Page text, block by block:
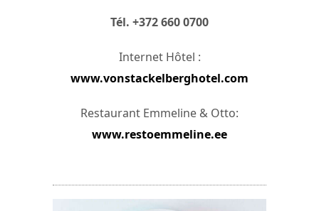
Tél. +372 660 0700
Internet Hôtel :
www.vonstackelberghotel.com
Restaurant Emmeline & Otto:
www.restoemmeline.ee